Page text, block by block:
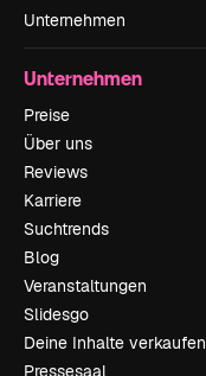
Unternehmen
Unternehmen
Preise
Über uns
Reviews
Karriere
Suchtrends
Blog
Veranstaltungen
Slidesgo
Deine Inhalte verkaufen
Pressesaal